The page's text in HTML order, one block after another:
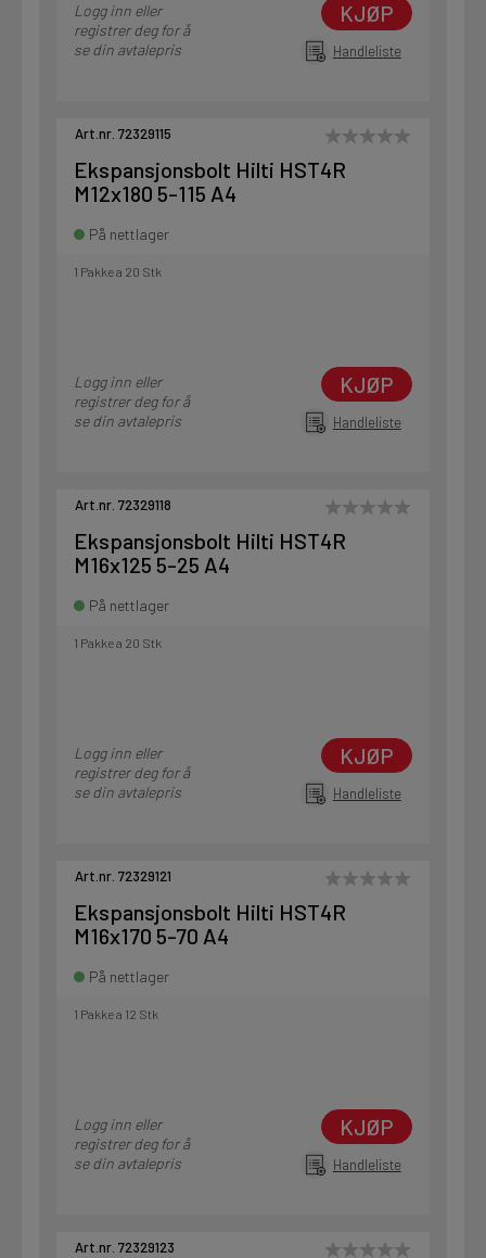
Logg inn eller
registrer deg for å
se din avtalepris
KJØP
Handleliste
Art.nr. 72329115
Ekspansjonsbolt Hilti HST4R
M12x180 5-115 A4
På nettlager
1 Pakke a 20 Stk
Logg inn eller
registrer deg for å
se din avtalepris
KJØP
Handleliste
Art.nr. 72329118
Ekspansjonsbolt Hilti HST4R
M16x125 5-25 A4
På nettlager
1 Pakke a 20 Stk
Logg inn eller
registrer deg for å
se din avtalepris
KJØP
Handleliste
Art.nr. 72329121
Ekspansjonsbolt Hilti HST4R
M16x170 5-70 A4
På nettlager
1 Pakke a 12 Stk
Logg inn eller
registrer deg for å
se din avtalepris
KJØP
Handleliste
Art.nr. 72329123